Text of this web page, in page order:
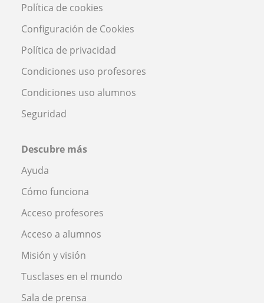
Política de cookies
Configuración de Cookies
Política de privacidad
Condiciones uso profesores
Condiciones uso alumnos
Seguridad
Descubre más
Ayuda
Cómo funciona
Acceso profesores
Acceso a alumnos
Misión y visión
Tusclases en el mundo
Sala de prensa